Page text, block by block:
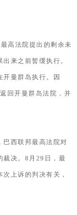
高法院提出的剩余未
来之前暂缓执行。
开曼群岛执行。因
回开曼群岛法院，并
巴西联邦最高法院对
裁决。8月29日，最
上诉的判决有关，